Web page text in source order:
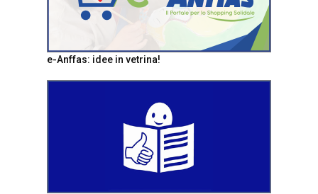
e-Anffas: idee in vetrina!